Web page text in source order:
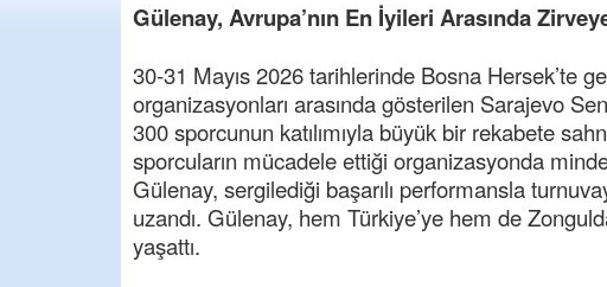
Gülenay, Avrupa’nın En İyileri Arasında
30-31 Mayıs 2026 tarihlerinde Bosna Hersek’te
organizasyonları arasında gösterilen Sarajevo
300 sporcunun katılımıyla büyük bir rekabete
sporcuların mücadele ettiği organizasyonda
Gülenay, sergilediği başarılı performansla
uzandı. Gülenay, hem Türkiye’ye hem de
yaşattı.